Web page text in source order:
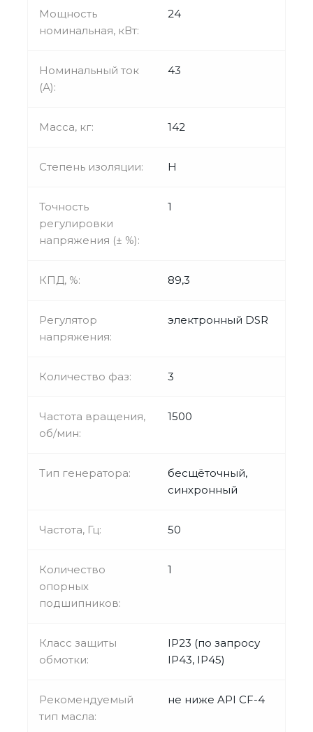
Мощность
номинальная, кВт:
24
Номинальный ток
(А):
43
Масса, кг: 142
Степень изоляции: H
Точность
регулировки
напряжения (± %):
1
КПД, %: 89,3
Регулятор
напряжения:
электронный DSR
Количество фаз: 3
Частота вращения,
об/мин:
1500
Тип генератора:
бесщёточный,
синхронный
Частота, Гц: 50
Количество
опорных
подшипников:
1
Класс защиты
обмотки:
IP23 (по запросу
IP43, IP45)
Рекомендуемый
тип масла:
не ниже API CF-4